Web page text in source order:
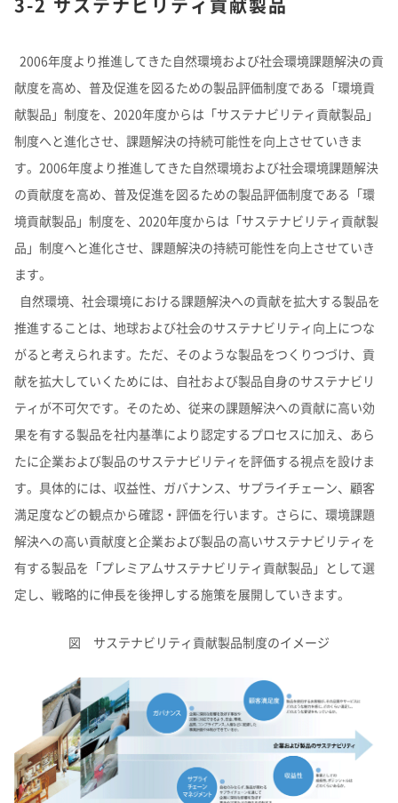
2006年度より推進してきた自然環境および社会環境課題解決の貢
献度を高め、普及促進を図るための製品評価制度である「環境貢
献製品」制度を、2020年度からは「サステナビリティ貢献製品」
制度へと進化させ、課題解決の持続可能性を向上させていきま
す。2006年度より推進してきた自然環境および社会環境課題解決
の貢献度を高め、普及促進を図るための製品評価制度である「環
境貢献製品」制度を、2020年度からは「サステナビリティ貢献製
品」制度へと進化させ、課題解決の持続可能性を向上させていき
ます。
自然環境、社会環境における課題解決への貢献を拡大する製品を
推進することは、地球および社会のサステナビリティ向上につな
がると考えられます。ただ、そのような製品をつくりつづけ、貢
献を拡大していくためには、自社および製品自身のサステナビリ
ティが不可欠です。そのため、従来の課題解決への貢献に高い効
果を有する製品を社内基準により認定するプロセスに加え、あら
たに企業および製品のサステナビリティを評価する視点を設けま
す。具体的には、収益性、ガバナンス、サプライチェーン、顧客
満足度などの観点から確認・評価を行います。さらに、環境課題
解決への高い貢献度と企業および製品の高いサステナビリティを
有する製品を「プレミアムサステナビリティ貢献製品」として選
定し、戦略的に伸長を後押しする施策を展開していきます。
図 サステナビリティ貢献製品制度のイメージ